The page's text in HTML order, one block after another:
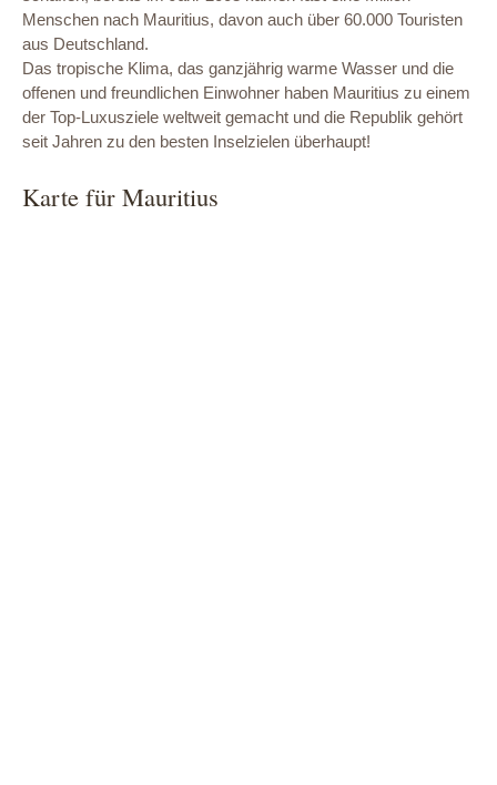
Menschen nach Mauritius, davon auch über 60.000 Touristen
aus Deutschland.
Das tropische Klima, das ganzjährig warme Wasser und die
offenen und freundlichen Einwohner haben Mauritius zu einem
der Top-Luxusziele weltweit gemacht und die Republik gehört
seit Jahren zu den besten Inselzielen überhaupt!
Karte für Mauritius